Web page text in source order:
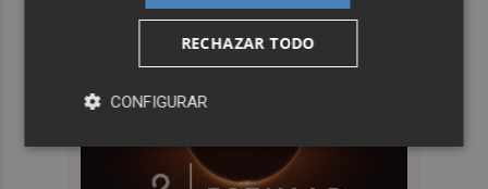
RECHAZAR TODO
CONFIGURAR